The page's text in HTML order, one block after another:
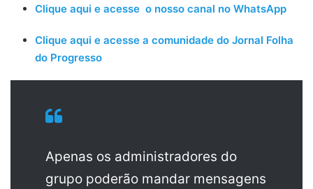
Clique aqui e acesse o nosso canal no WhatsApp
Clique aqui e acesse a comunidade do Jornal Folha
do Progresso
Apenas os administradores do
grupo poderão mandar mensagens